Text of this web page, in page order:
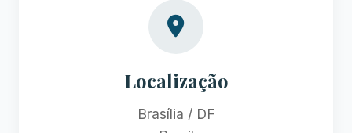
Localização
Brasília / DF